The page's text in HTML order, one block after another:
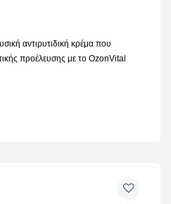
αντιρυτιδική κρέμα που
προέλευσης με το OzonVital